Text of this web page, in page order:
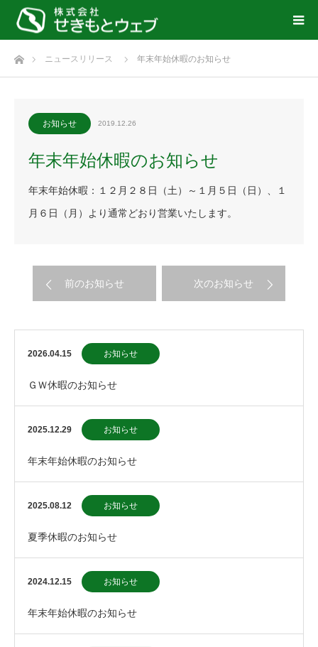
ホームニュースリリース 年末年始休暇のお知らせ
お知らせ 2019.12.26
年末年始休暇のお知らせ
年末年始休暇：１２月２８日（土）～１月５日（日）、１
月６日（月）より通常どおり営業いたします。
前のお知らせ 次のお知らせ
2026.04.15 お知らせ
ＧＷ休暇のお知らせ
2025.12.29 お知らせ
年末年始休暇のお知らせ
2025.08.12 お知らせ
夏季休暇のお知らせ
2024.12.15 お知らせ
年末年始休暇のお知らせ